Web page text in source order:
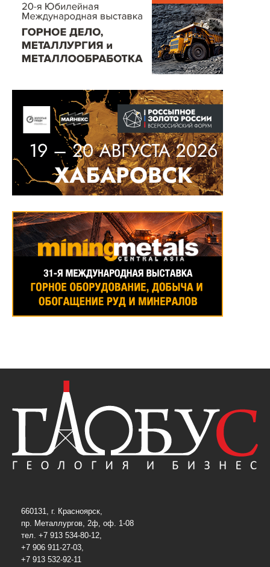
660131, г. Красноярск,
пр. Металлургов, 2ф, оф. 1-08
тел. +7 913 534-80-12,
+7 906 911-27-03,
+7 913 532-92-11